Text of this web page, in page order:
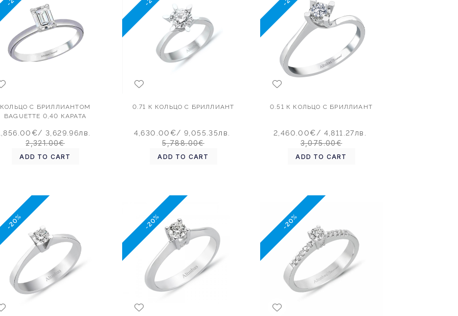
КОЛЬЦО С БРИЛЛИАНТОМ
BAGUETTE 0,40 КАРАТА
/ 3,629.96лв.
2,321.00€
ADD TO CART
0.71 К КОЛЬЦО С БРИЛЛИАНТ
4,630.00€/ 9,055.35лв.
5,788.00€
ADD TO CART
0.51 К КОЛЬЦО С БРИЛЛИАНТ
2,460.00€/ 4,811.27лв.
3,075.00€
ADD TO CART
-20% -20% -20%